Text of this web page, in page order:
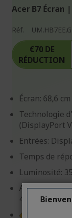
Acer B7 Écran
Réf.
€70 DE
RÉDUCTION
Écran: 68,6
Technologie
(DisplayPort
Entrées:
Temps de
Luminosité:
Adj. Webcam
4 + USB-B